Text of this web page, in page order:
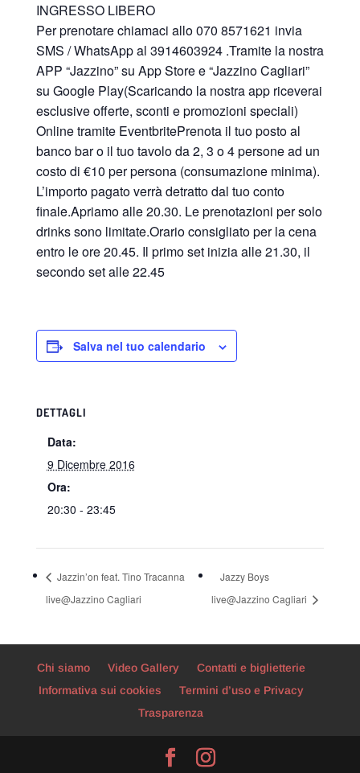
INGRESSO LIBERO
Per prenotare chiamaci allo 070 8571621 invia
SMS / WhatsApp al 3914603924 .Tramite la nostra
APP “Jazzino” su App Store e “Jazzino Cagliari”
su Google Play(Scaricando la nostra app riceverai
esclusive offerte, sconti e promozioni speciali)
Online tramite EventbritePrenota il tuo posto al
banco bar o il tuo tavolo da 2, 3 o 4 persone ad un
costo di €10 per persona (consumazione minima).
L’importo pagato verrà detratto dal tuo conto
finale.Apriamo alle 20.30. Le prenotazioni per solo
drinks sono limitate.Orario consigliato per la cena
entro le ore 20.45. Il primo set inizia alle 21.30, il
secondo set alle 22.45
Salva nel tuo calendario
DETTAGLI
Data:
9 Dicembre 2016
Ora:
20:30 - 23:45
Jazzin’on feat. Tino Tracanna
live@Jazzino Cagliari
Jazzy Boys
live@Jazzino Cagliari
Chi siamo Video Gallery
Contatti e biglietterie
Informativa sui cookies
Termini d’uso e Privacy
Trasparenza